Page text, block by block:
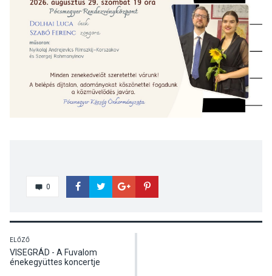
0
ELŐZŐ
VISEGRÁD - A Fuvalom
énekegyüttes koncertje